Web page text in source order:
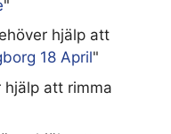
"
hjälp att
18 April"
att rimma